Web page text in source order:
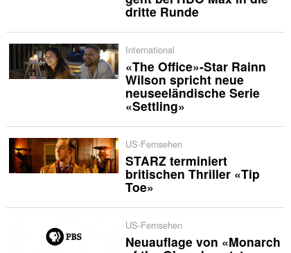
dritte Runde
International
«The Office»-Star Rainn
Wilson spricht neue
neuseeländische Serie
«Settling»
US-Fernsehen
STARZ terminiert
britischen Thriller «Tip
Toe»
US-Fernsehen
Neuauflage von «Monarch